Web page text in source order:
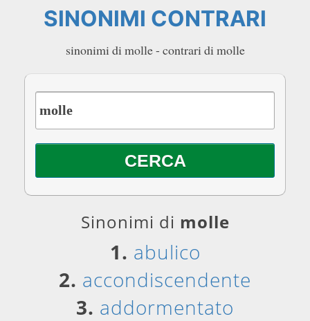
SINONIMI CONTRARI
sinonimi di molle - contrari di molle
Sinonimi di molle
1. abulico
2. accondiscendente
3. addormentato